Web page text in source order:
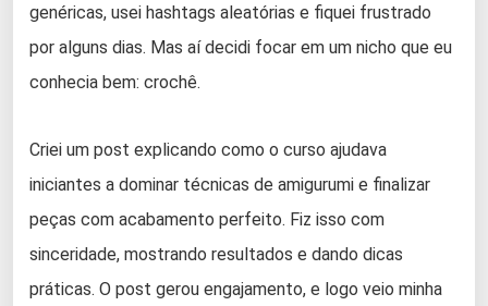
genéricas, usei hashtags aleatórias e fiquei frustrado
por alguns dias. Mas aí decidi focar em um nicho que eu
conhecia bem: crochê.
Criei um post explicando como o curso ajudava
iniciantes a dominar técnicas de amigurumi e finalizar
peças com acabamento perfeito. Fiz isso com
sinceridade, mostrando resultados e dando dicas
práticas. O post gerou engajamento, e logo veio minha